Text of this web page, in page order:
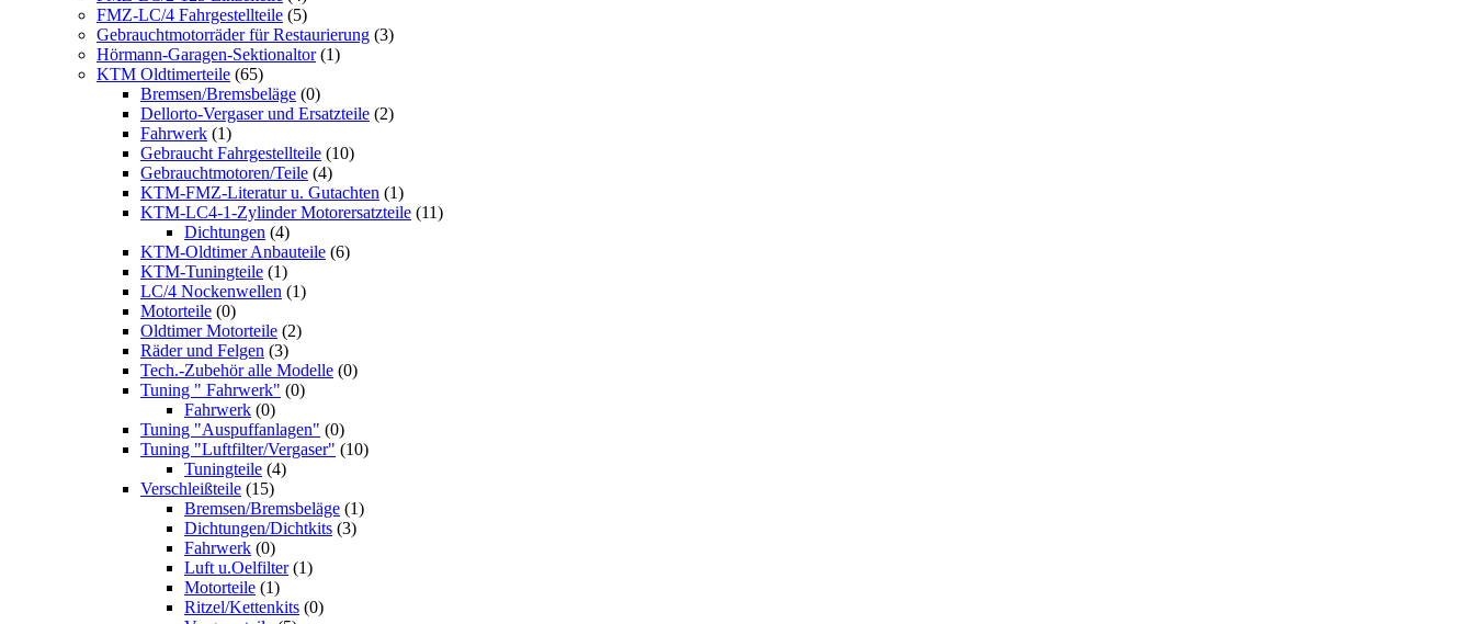
FMZ-LC/4 Fahrgestellteile (5)
Gebrauchtmotorräder für Restaurierung (3)
Hörmann-Garagen-Sektionaltor (1)
KTM Oldtimerteile (65)
Bremsen/Bremsbeläge (0)
Dellorto-Vergaser und Ersatzteile (2)
Fahrwerk (1)
Gebraucht Fahrgestellteile (10)
Gebrauchtmotoren/Teile (4)
KTM-FMZ-Literatur u. Gutachten (1)
KTM-LC4-1-Zylinder Motorersatzteile (11)
Dichtungen (4)
KTM-Oldtimer Anbauteile (6)
KTM-Tuningteile (1)
LC/4 Nockenwellen (1)
Motorteile (0)
Oldtimer Motorteile (2)
Räder und Felgen (3)
Tech.-Zubehör alle Modelle (0)
Tuning " Fahrwerk" (0)
Fahrwerk (0)
Tuning "Auspuffanlagen" (0)
Tuning "Luftfilter/Vergaser" (10)
Tuningteile (4)
Verschleißteile (15)
Bremsen/Bremsbeläge (1)
Dichtungen/Dichtkits (3)
Fahrwerk (0)
Luft u.Oelfilter (1)
Motorteile (1)
Ritzel/Kettenkits (0)